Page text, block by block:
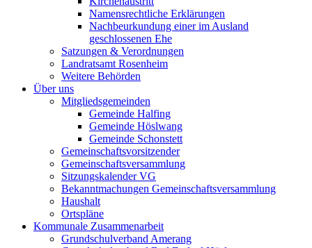
Namensrechtliche Erklärungen
Nachbeurkundung einer im Ausland
geschlossenen Ehe
Satzungen & Verordnungen
Landratsamt Rosenheim
Weitere Behörden
Über uns
Mitgliedsgemeinden
Gemeinde Halfing
Gemeinde Höslwang
Gemeinde Schonstett
Gemeinschaftsvorsitzender
Gemeinschaftsversammlung
Sitzungskalender VG
Bekanntmachungen Gemeinschaftsversammlung
Haushalt
Ortspläne
Kommunale Zusammenarbeit
Grundschulverband Amerang